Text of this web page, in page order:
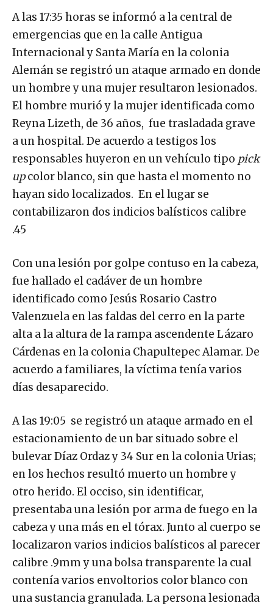
A las 17:35 horas se informó a la central de
emergencias que en la calle Antigua
Internacional y Santa María en la colonia
Alemán se registró un ataque armado en donde
un hombre y una mujer resultaron lesionados.
El hombre murió y la mujer identificada como
Reyna Lizeth, de 36 años, fue trasladada grave
a un hospital. De acuerdo a testigos los
responsables huyeron en un vehículo tipo pick
upcolor blanco, sin que hasta el momento no
hayan sido localizados. En el lugar se
contabilizaron dos indicios balísticos calibre
.45
Con una lesión por golpe contuso en la cabeza,
fue hallado el cadáver de un hombre
identificado como Jesús Rosario Castro
Valenzuela en las faldas del cerro en la parte
alta a la altura de la rampa ascendente Lázaro
Cárdenas en la colonia Chapultepec Alamar. De
acuerdo a familiares, la víctima tenía varios
días desaparecido.
A las 19:05 se registró un ataque armado en el
estacionamiento de un bar situado sobre el
bulevar Díaz Ordaz y 34 Sur en la colonia Urias;
en los hechos resultó muerto un hombre y
otro herido. El occiso, sin identificar,
presentaba una lesión por arma de fuego en la
cabeza y una más en el tórax. Junto al cuerpo se
localizaron varios indicios balísticos al parecer
calibre .9mm y una bolsa transparente la cual
contenía varios envoltorios color blanco con
una sustancia granulada. La persona lesionada